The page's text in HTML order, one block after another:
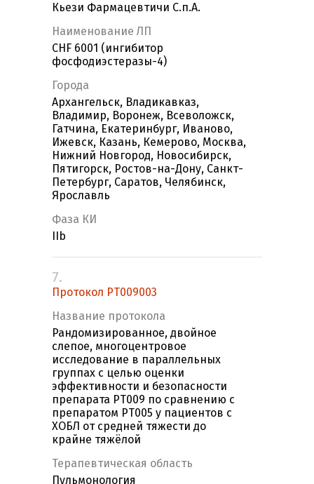
Кьези Фармацевтичи С.п.А.
Наименование ЛП
CHF 6001 (ингибитор
фосфодиэстеразы-4)
Города
Архангельск, Владикавказ,
Владимир, Воронеж, Всеволожск,
Гатчина, Екатеринбург, Иваново,
Ижевск, Казань, Кемерово, Москва,
Нижний Новгород, Новосибирск,
Пятигорск, Ростов-на-Дону, Санкт-
Петербург, Саратов, Челябинск,
Ярославль
Фаза КИ
IIb
7.
Протокол PT009003
Название протокола
Рандомизированное, двойное
слепое, многоцентровое
исследование в параллельных
группах с целью оценки
эффективности и безопасности
препарата PT009 по сравнению с
препаратом PT005 у пациентов с
ХОБЛ от средней тяжести до
крайне тяжёлой
Терапевтическая область
Пульмонология